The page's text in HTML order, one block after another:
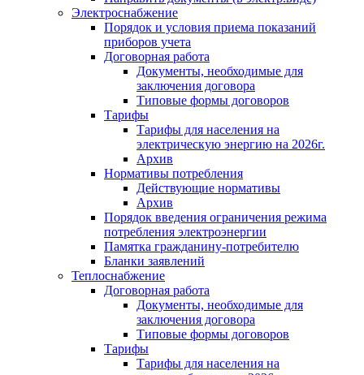
Электроснабжение
Порядок и условия приема показаний
приборов учета
Договорная работа
Документы, необходимые для
заключения договора
Типовые формы договоров
Тарифы
Тарифы для населения на
электрическую энергию на 2026г.
Архив
Нормативы потребления
Действующие нормативы
Архив
Порядок введения ограничения режима
потребления электроэнергии
Памятка гражданину-потребителю
Бланки заявлений
Теплоснабжение
Договорная работа
Документы, необходимые для
заключения договора
Типовые формы договоров
Тарифы
Тарифы для населения на